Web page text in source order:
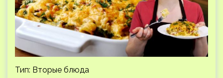
Тип: Вторые блюда